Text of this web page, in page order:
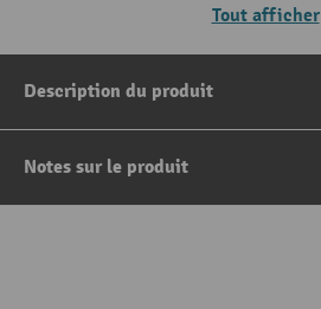
Tout afficher
Description du produit
Notes sur le produit